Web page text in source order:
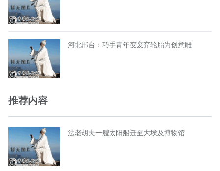
河北邢台：巧手青年变废弃轮胎为创意雕
推荐内容
法老胡夫一艘太阳船迁至大埃及博物馆